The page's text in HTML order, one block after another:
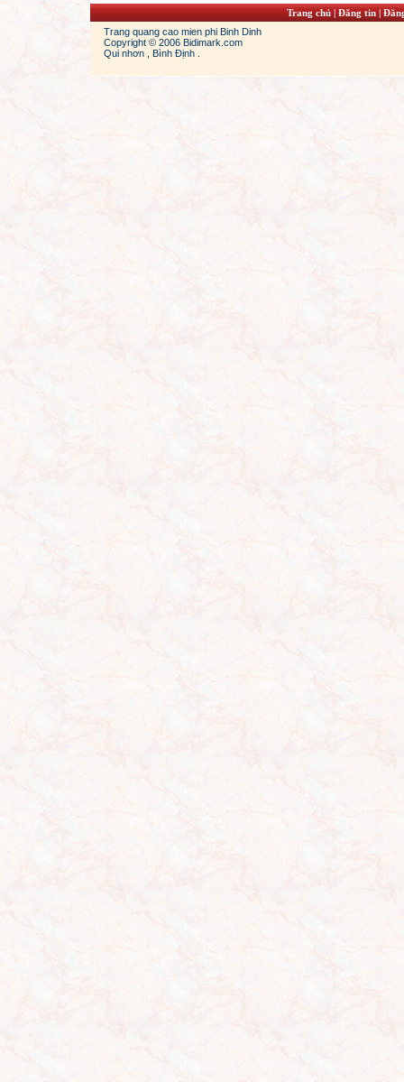
Trang chủ|Đăng tin|
Trang quang cao mien phi Binh Dinh
Copyright © 2006 Bidimark.com
Qui nhơn , Bình Định .